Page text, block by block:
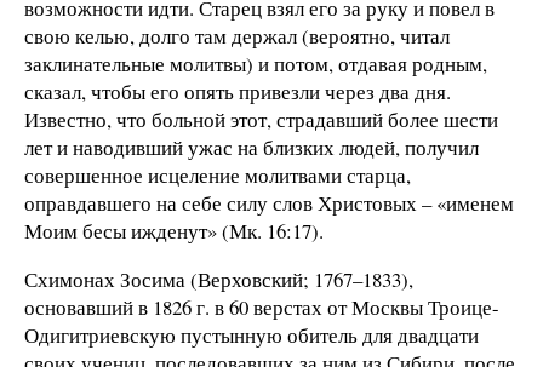
возможности идти. Старец взял его за руку и повел в
свою келью, долго там держал (вероятно, читал
заклинательные молитвы) и потом, отдавая родным,
сказал, чтобы его опять привезли через два дня.
Известно, что больной этот, страдавший более шести
лет и наводивший ужас на близких людей, получил
совершенное исцеление молитвами старца,
оправдавшего на себе силу слов Христовых – «именем
Моим бесы ижденут» (Мк. 16:17).
Схимонах Зосима (Верховский; 1767–1833),
основавший в 1826 г. в 60 верстах от Москвы Троице-
Одигитриевскую пустынную обитель для двадцати